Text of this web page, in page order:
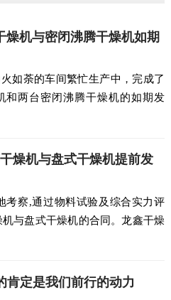
燥机与密闭沸腾干燥机如期
如荼的车间繁忙生产中，完成了
和两台密闭沸腾干燥机的如期发
燥机与盘式干燥机提前发
考察,通过物料试验及综合实力评
与盘式干燥机的合同。龙鑫干燥
肯定是我们前行的动力